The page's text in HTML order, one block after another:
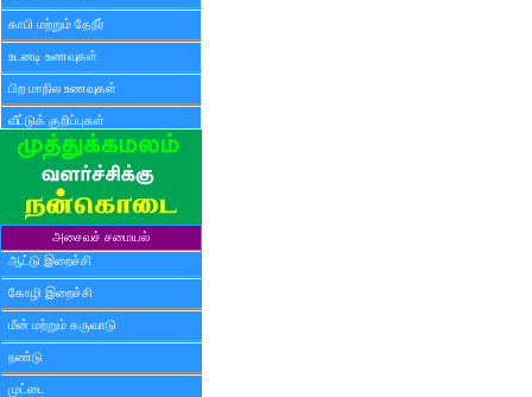
காபி மற்றும் தேநீர்
உடனடி உணவுகள்
பிற மாநில உணவுகள்
வீட்டுக் குறிப்புகள்
அசைவச் சமையல்
ஆட்டு இறைச்சி
கோழி இறைச்சி
மீன் மற்றும் கருவாடு
நண்டு
முட்டை